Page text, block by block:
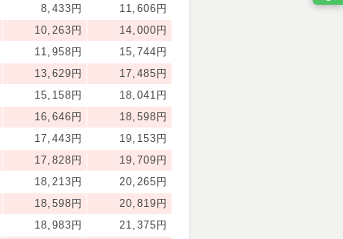
8,433円
11,606円
10,263円
14,000円
11,958円
15,744円
13,629円
17,485円
15,158円
18,041円
16,646円
18,598円
17,443円
19,153円
17,828円
19,709円
18,213円
20,265円
18,598円
20,819円
18,983円
21,375円